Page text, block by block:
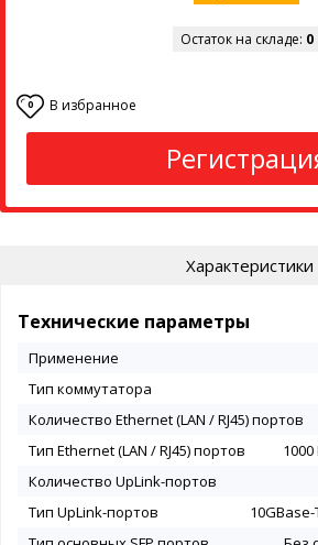
Остаток на складе: 0
0 В избранное
Характеристики
Технические параметры
Применение
Тип коммутатора
Количество Ethernet (LAN / RJ45) портов
Тип Ethernet (LAN / RJ45) портов
Количество UpLink-портов
Тип UpLink-портов
10GBase-